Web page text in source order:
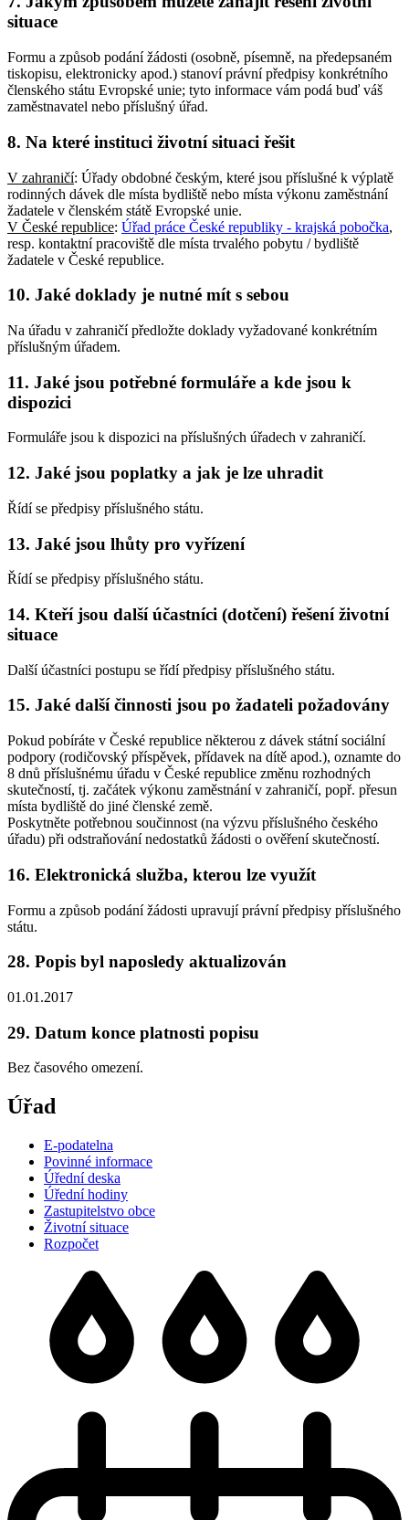
situace
Formu a způsob podání žádosti (osobně, písemně, na předepsaném
tiskopisu, elektronicky apod.) stanoví právní předpisy konkrétního
členského státu Evropské unie; tyto informace vám podá buď váš
zaměstnavatel nebo příslušný úřad.
8. Na které instituci životní situaci řešit
V zahraničí: Úřady obdobné českým, které jsou příslušné k výplatě
rodinných dávek dle místa bydliště nebo místa výkonu zaměstnání
žadatele v členském státě Evropské unie.
V České republice: Úřad práce České republiky - krajská pobočka,
resp. kontaktní pracoviště dle místa trvalého pobytu / bydliště
žadatele v České republice.
10. Jaké doklady je nutné mít s sebou
Na úřadu v zahraničí předložte doklady vyžadované konkrétním
příslušným úřadem.
11. Jaké jsou potřebné formuláře a kde jsou k
dispozici
Formuláře jsou k dispozici na příslušných úřadech v zahraničí.
12. Jaké jsou poplatky a jak je lze uhradit
Řídí se předpisy příslušného státu.
13. Jaké jsou lhůty pro vyřízení
Řídí se předpisy příslušného státu.
14. Kteří jsou další účastníci (dotčení) řešení životní
situace
Další účastníci postupu se řídí předpisy příslušného státu.
15. Jaké další činnosti jsou po žadateli požadovány
Pokud pobíráte v České republice některou z dávek státní sociální
podpory (rodičovský příspěvek, přídavek na dítě apod.), oznamte do
8 dnů příslušnému úřadu v České republice změnu rozhodných
skutečností, tj. začátek výkonu zaměstnání v zahraničí, popř. přesun
místa bydliště do jiné členské země.
Poskytněte potřebnou součinnost (na výzvu příslušného českého
úřadu) při odstraňování nedostatků žádosti o ověření skutečností.
16. Elektronická služba, kterou lze využít
Formu a způsob podání žádosti upravují právní předpisy příslušného
státu.
28. Popis byl naposledy aktualizován
01.01.2017
29. Datum konce platnosti popisu
Bez časového omezení.
Úřad
E-podatelna
Povinné informace
Úřední deska
Úřední hodiny
Zastupitelstvo obce
Životní situace
Rozpočet